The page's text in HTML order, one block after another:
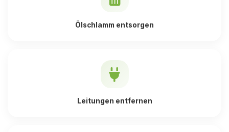
Ölschlamm entsorgen
Leitungen entfernen